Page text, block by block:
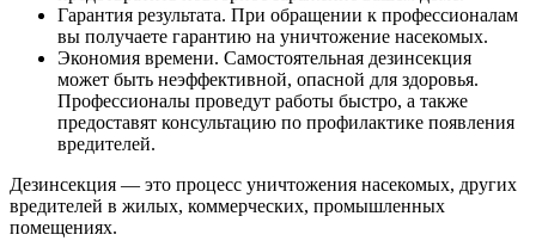
Гарантия результата. При обращении к профессионалам
вы получаете гарантию на уничтожение насекомых.
Экономия времени. Самостоятельная дезинсекция
может быть неэффективной, опасной для здоровья.
Профессионалы проведут работы быстро, а также
предоставят консультацию по профилактике появления
вредителей.
Дезинсекция — это процесс уничтожения насекомых, других
вредителей в жилых, коммерческих, промышленных
помещениях.